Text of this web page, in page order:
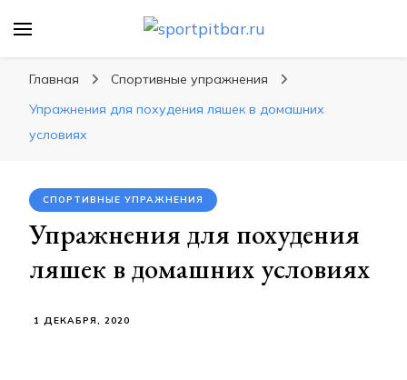
спортивных упражнения, правильные
диеты, программы тренировок
Главная
Спортивные упражнения
Упражнения для похудения ляшек в домашних
условиях
СПОРТИВНЫЕ УПРАЖНЕНИЯ
Упражнения для похудения
ляшек в домашних условиях
1 ДЕКАБРЯ, 2020